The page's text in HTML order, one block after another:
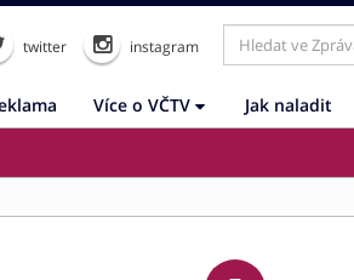
twitter instagram
Více o VČTV Jak naladit